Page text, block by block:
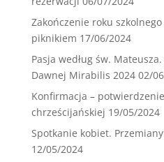
Zakończenie roku
piknikiem 17/06/2024
Pasja według św.
Dawnej Mirabilis 2024 02/
Konfirmacja –
chrześcijańskiej 19/05/2024
Spotkanie kobiet.
12/05/2024